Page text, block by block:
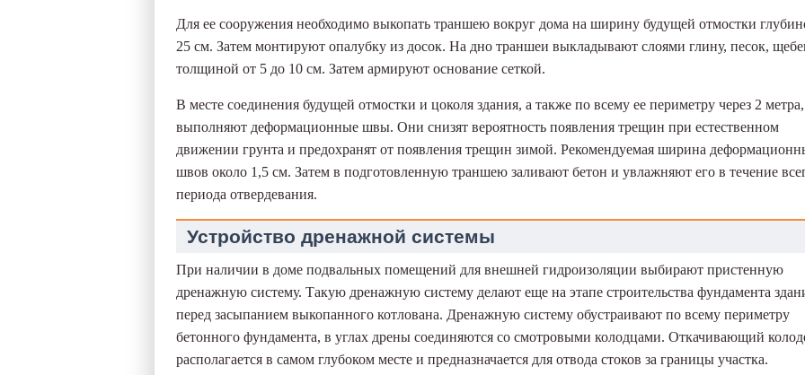
Для ее сооружения необходимо выкопать траншею вокруг дома на ширину будущей отмостки
25 см. Затем монтируют опалубку из досок. На дно траншеи выкладывают слоями глину, песок,
толщиной от 5 до 10 см. Затем армируют основание сеткой.
В месте соединения будущей отмостки и цоколя здания, а также по всему ее периметру через 2 метра,
выполняют деформационные швы. Они снизят вероятность появления трещин при естественном
движении грунта и предохранят от появления трещин зимой. Рекомендуемая ширина
швов около 1,5 см. Затем в подготовленную траншею заливают бетон и увлажняют его в течение
периода отвердевания.
Устройство дренажной системы
При наличии в доме подвальных помещений для внешней гидроизоляции выбирают пристенную
дренажную систему. Такую дренажную систему делают еще на этапе строительства фундамента
перед засыпанием выкопанного котлована. Дренажную систему обустраивают по всему периметру
бетонного фундамента, в углах дрены соединяются со смотровыми колодцами. Откачивающий
располагается в самом глубоком месте и предназначается для отвода стоков за границы участка.